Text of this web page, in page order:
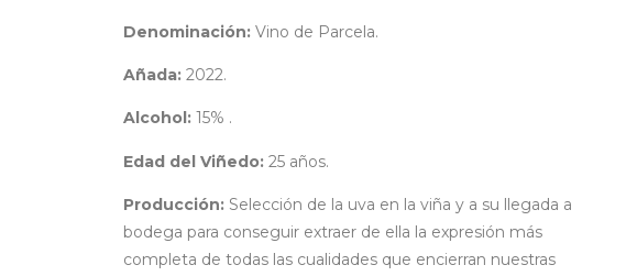
Denominación: Vino de Parcela.
Añada: 2022.
Alcohol: 15% .
Edad del Viñedo: 25 años.
Producción: Selección de la uva en la viña y a su llegada a
bodega para conseguir extraer de ella la expresión más
completa de todas las cualidades que encierran nuestras